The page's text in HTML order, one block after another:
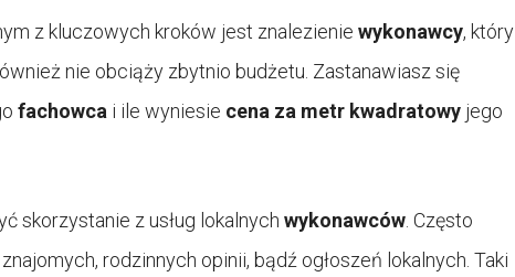
z kluczowych kroków jest znalezienie wykonawcy, który
nie obciąży zbytnio budżetu. Zastanawiasz się
fachowca i ile wyniesie cena za metr kwadratowy jego
skorzystanie z usług lokalnych wykonawców . Często
rodzinnych opinii, bądź ogłoszeń lokalnych. Taki